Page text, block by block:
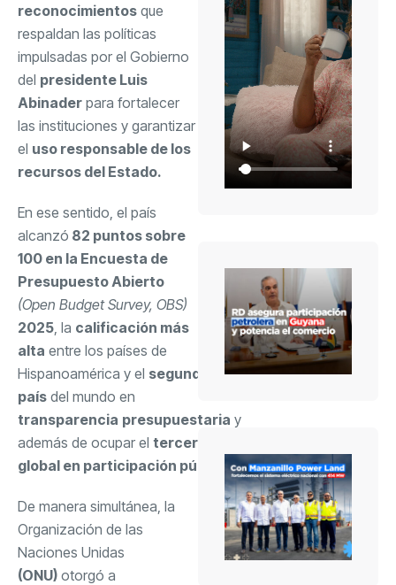
reconocimientos que
respaldan las políticas
impulsadas por el Gobierno
del presidente Luis
Abinader para fortalecer
las instituciones y garantizar
el uso responsable de los
recursos del Estado.
En ese sentido, el país
alcanzó 82 puntos sobre
100 en la Encuesta de
Presupuesto Abierto
(Open Budget Survey, OBS)
2025 , la calificación más
alta entre los países de
Hispanoamérica y el segundo
país del mundo en
transparencia presupuestaria y
además de ocupar el tercer lugar
global en participación pública.
De manera simultánea, la
Organización de las
Naciones Unidas
(ONU) otorgó a